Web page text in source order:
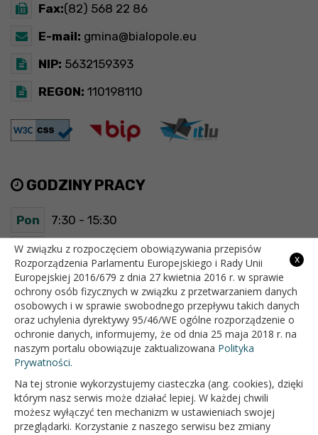
Fax:(82) 568 22 86
E-mail: gmina@bialopole.eu
NIP: 5632159393
REGON: 110198110
GODZINY PRACY
Pon 7:30 - 15:30
Wt 7:30 - 15:30
Śr 7:30 - 15:30
Czw 7:30 - 15:30
Pt 7:30 - 15:30
OFICJALNY SERWIS INTERNETOWY GMINY BIAŁOPOLE
x
W związku z rozpoczęciem obowiązywania przepisów
Rozporządzenia Parlamentu Europejskiego i Rady Unii
Europejskiej 2016/679 z dnia 27 kwietnia 2016 r. w sprawie
ochrony osób fizycznych w związku z przetwarzaniem danych
osobowych i w sprawie swobodnego przepływu takich danych
oraz uchylenia dyrektywy 95/46/WE ogólne rozporządzenie o
ochronie danych, informujemy, że od dnia 25 maja 2018 r. na
naszym portalu obowiązuje zaktualizowana Polityka
Prywatności.
Na tej stronie wykorzystujemy ciasteczka (ang. cookies), dzięki
którym nasz serwis może działać lepiej. W każdej chwili
możesz wyłączyć ten mechanizm w ustawieniach swojej
przeglądarki. Korzystanie z naszego serwisu bez zmiany